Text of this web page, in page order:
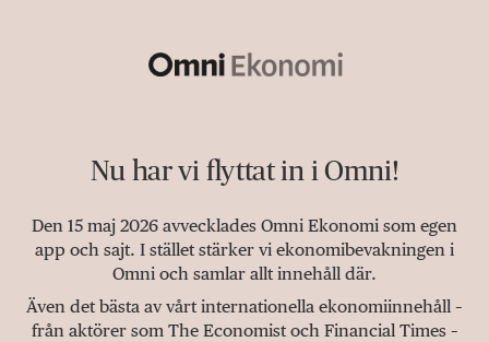
Nu har vi flyttat in i Omni!
Den 15 maj 2026 avvecklades Omni Ekonomi som egen
app och sajt. I stället stärker vi ekonomibevakningen i
Omni och samlar allt innehåll där.
Även det bästa av vårt internationella ekonomiinnehåll –
från aktörer som The Economist och Financial Times –